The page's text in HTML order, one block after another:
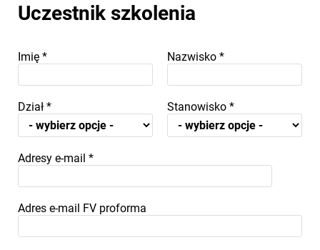
Uczestnik szkolenia
Imię * Nazwisko *
Dział * Stanowisko *
Adresy e-mail *
Adres e-mail FV proforma